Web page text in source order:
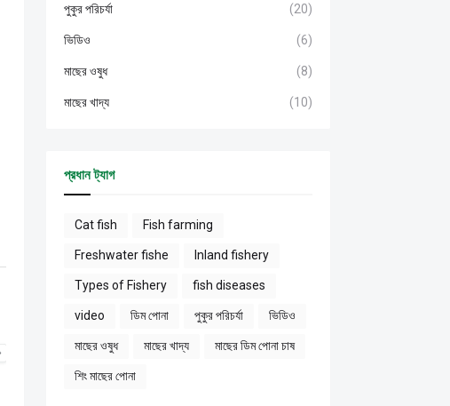
পুকুর পরিচর্যা (20)
ভিডিও (6)
মাছের ওষুধ (8)
মাছের খাদ্য (10)
প্রধান ট্যাগ
Cat fish Fish farming
Freshwater fishe Inland fishery
Types of Fishery fish diseases
video ডিম পোনা পুকুর পরিচর্যা ভিডিও
মাছের ওষুধ মাছের খাদ্য মাছের ডিম পোনা চাষ
শিং মাছের পোনা